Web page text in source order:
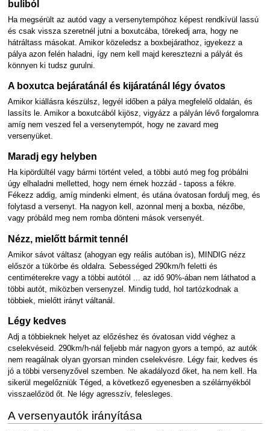
buliból
Ha megsérült az autód vagy a versenytempóhoz képest rendkívül lassú
és csak vissza szeretnél jutni a boxutcába, törekedj arra, hogy ne
hátráltass másokat. Amikor közeledsz a boxbejárathoz, igyekezz a
pálya azon felén haladni, így nem kell majd keresztezni a pályát és
könnyen ki tudsz gurulni.
A boxutca bejáratánál és kijáratánál légy óvatos
Amikor kiállásra készülsz, legyél időben a pálya megfelelő oldalán, és
lassíts le. Amikor a boxutcából kijösz, vigyázz a pályán lévő forgalomra
amíg nem veszed fel a versenytempót, hogy ne zavard meg
versenyüket.
Maradj egy helyben
Ha kipördültél vagy bármi történt veled, a többi autó meg fog próbálni
úgy elhaladni melletted, hogy nem érnek hozzád - taposs a fékre.
Fékezz addig, amíg mindenki elment, és utána óvatosan fordulj meg, és
folytasd a versenyt. Ha nagyon kell, azonnal menj a boxba, nézőbe,
vagy próbáld meg nem romba dönteni mások versenyét.
Nézz, mielőtt bármit tennél
Amikor sávot váltasz (ahogyan egy reális autóban is), MINDIG nézz
először a tükörbe és oldalra. Sebességed 290km/h feletti és
centiméterekre vagy a többi autótól ... az idő 90%-ában nem láthatod a
többi autót, miközben versenyzel. Mindig tudd, hol tartózkodnak a
többiek, mielőtt irányt váltanál.
Légy kedves
Adj a többieknek helyet az előzéshez és óvatosan vidd véghez a
cselekvéseid. 290km/h-nál feljebb már nagyon gyors a tempó, az autók
nem reagálnak olyan gyorsan minden cselekvésre. Légy fair, kedves és
jó a többi versenyzővel szemben. Ne akadályozd őket, ha nem kell. Ha
sikerül megelőzniük Téged, a következő egyenesben a szélárnyékból
visszaelőzöd őt. Ne légy agresszív, felesleges.
A versenyautók irányítása